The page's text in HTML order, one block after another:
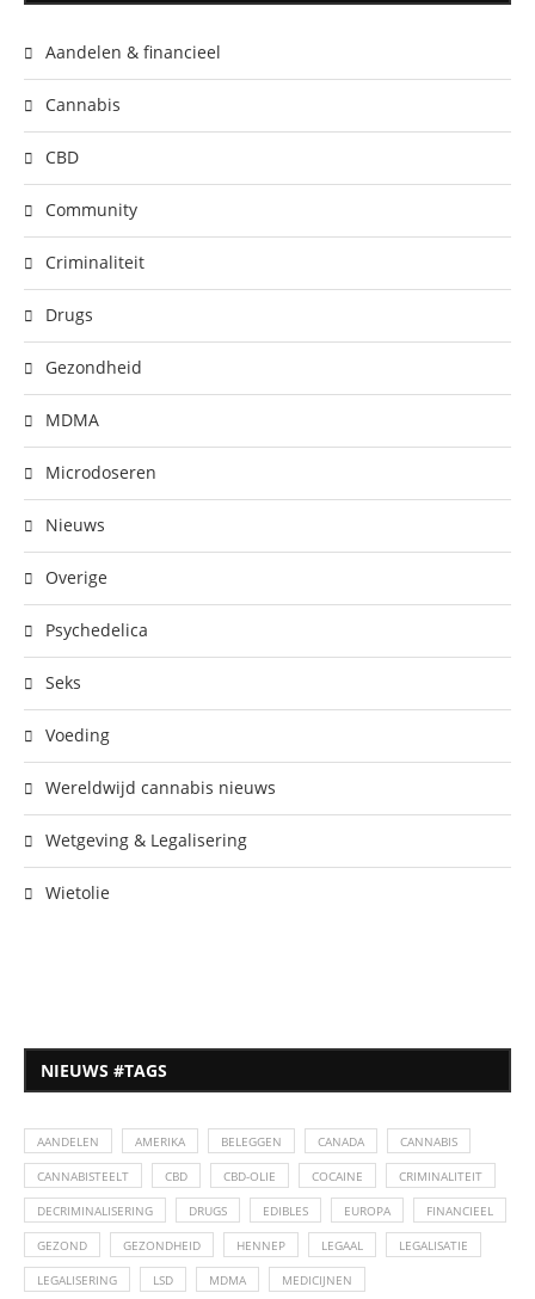
Aandelen & financieel
Cannabis
CBD
Community
Criminaliteit
Drugs
Gezondheid
MDMA
Microdoseren
Nieuws
Overige
Psychedelica
Seks
Voeding
Wereldwijd cannabis nieuws
Wetgeving & Legalisering
Wietolie
NIEUWS #TAGS
AANDELEN AMERIKA BELEGGEN CANADA CANNABIS
CANNABISTEELT CBD CBD-OLIE COCAINE CRIMINALITEIT
DECRIMINALISERING DRUGS EDIBLES EUROPA FINANCIEEL
GEZOND GEZONDHEID HENNEP LEGAAL LEGALISATIE
LEGALISERING LSD MDMA MEDICIJNEN